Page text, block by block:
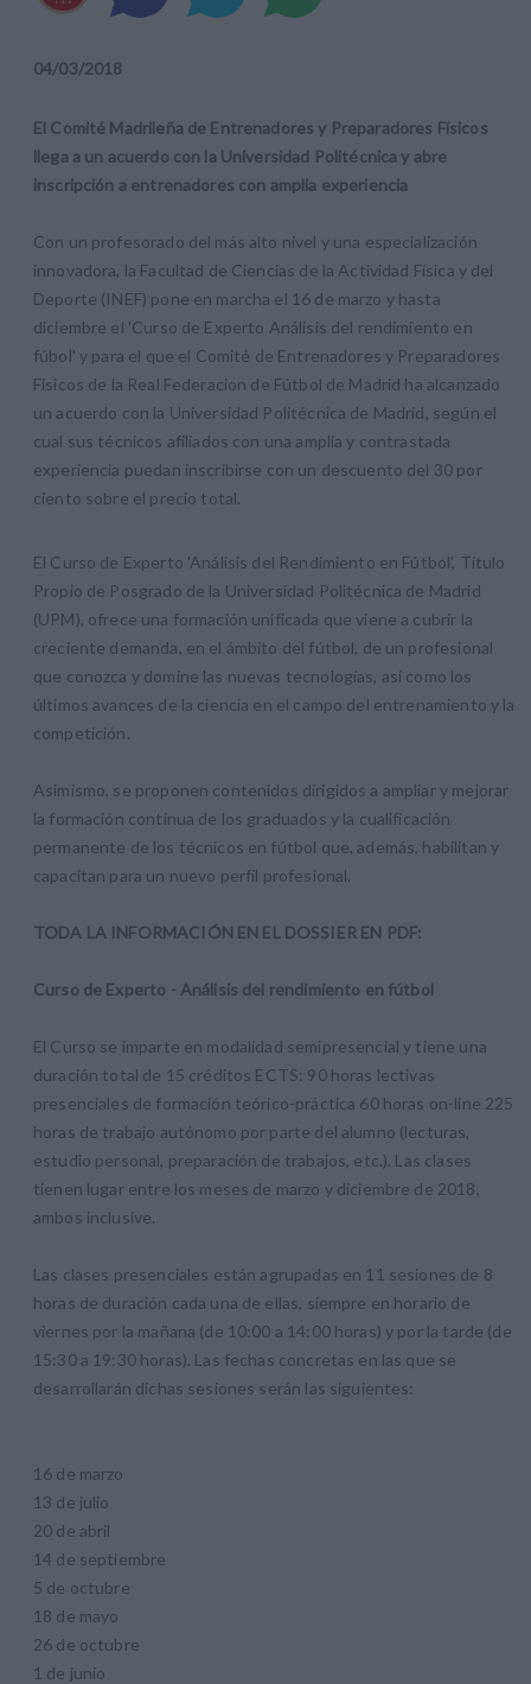
04/03/2018
El Comité Madrileña de Entrenadores y Preparadores Físicos
llega a un acuerdo con la Universidad Politécnica y abre
inscripción a entrenadores con amplia experiencia
Con un profesorado del más alto nivel y una especialización
innovadora, la Facultad de Ciencias de la Actividad Física y del
Deporte (INEF) pone en marcha el 16 de marzo y hasta
diciembre el 'Curso de Experto Análisis del rendimiento en
fúbol' y para el que el Comité de Entrenadores y Preparadores
Físicos de la Real Federacion de Fútbol de Madrid ha alcanzado
un acuerdo con la Universidad Politécnica de Madrid, según el
cual sus técnicos afiliados con una amplia y contrastada
experiencia puedan inscribirse con un descuento del 30 por
ciento sobre el precio total.
El Curso de Experto 'Análisis del Rendimiento en Fútbol', Título
Propio de Posgrado de la Universidad Politécnica de Madrid
(UPM), ofrece una formación unificada que viene a cubrir la
creciente demanda, en el ámbito del fútbol, de un profesional
que conozca y domine las nuevas tecnologías, así como los
últimos avances de la ciencia en el campo del entrenamiento y la
competición.
Asimismo, se proponen contenidos dirigidos a ampliar y mejorar
la formación continua de los graduados y la cualificación
permanente de los técnicos en fútbol que, además, habilitan y
capacitan para un nuevo perfil profesional.
TODA LA INFORMACIÓN EN EL DOSSIER EN PDF:
Curso de Experto - Análisis del rendimiento en fútbol
El Curso se imparte en modalidad semipresencial y tiene una
duración total de 15 créditos ECTS: 90 horas lectivas
presenciales de formación teórico-práctica 60 horas on-line 225
horas de trabajo autónomo por parte del alumno (lecturas,
estudio personal, preparación de trabajos, etc.). Las clases
tienen lugar entre los meses de marzo y diciembre de 2018,
ambos inclusive.
Las clases presenciales están agrupadas en 11 sesiones de 8
horas de duración cada una de ellas, siempre en horario de
viernes por la mañana (de 10:00 a 14:00 horas) y por la tarde (de
15:30 a 19:30 horas). Las fechas concretas en las que se
desarrollarán dichas sesiones serán las siguientes:
16 de marzo
13 de julio
20 de abril
14 de septiembre
5 de octubre
18 de mayo
26 de octubre
1 de junio